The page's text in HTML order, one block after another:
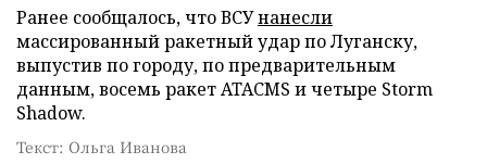
Ранее сообщалось, что ВСУнанесли
массированный ракетный удар по Луганску,
выпустив по городу, по предварительным
данным, восемь ракет ATACMS и четыре Storm
Shadow.
Текст: Ольга Иванова